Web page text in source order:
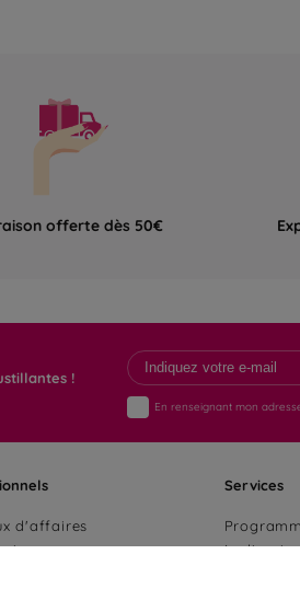
offerte dès 50€
!
En renseignant mon
d'affaires
Services
La